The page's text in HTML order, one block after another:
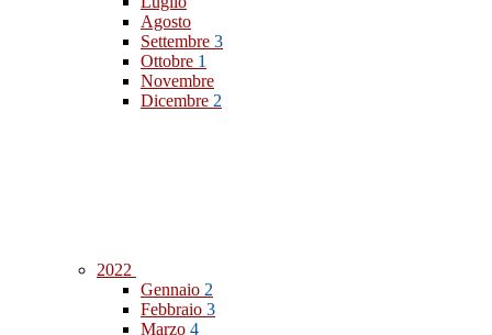
Agosto
Settembre 3
Ottobre 1
Novembre
Dicembre 2
2022
Gennaio 2
Febbraio 3
Marzo 4